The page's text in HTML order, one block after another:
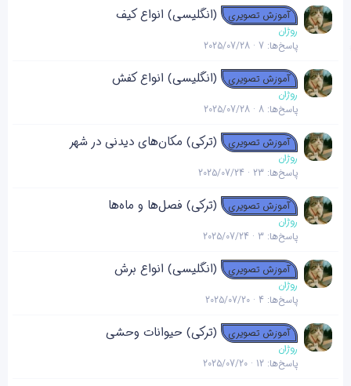
آموزش تصویری (انگلیسی) انواع کیف
روژان
پاسخ‌ها 7
2025/07/28
آموزش تصویری (انگلیسی) انواع کفش
روژان
پاسخ‌ها 8
2025/07/28
آموزش تصویری (ترکی) مکان‌های دیدنی در شهر
روژان
پاسخ‌ها 23
2025/07/24
آموزش تصویری (ترکی) فصل‌ها و ماه‌ها
روژان
پاسخ‌ها 3
2025/07/24
آموزش تصویری (انگلیسی) انواع برش
روژان
پاسخ‌ها 4
2025/07/20
آموزش تصویری (ترکی) حیوانات وحشی
روژان
پاسخ‌ها 12
2025/07/20